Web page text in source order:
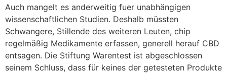
Auch mangelt es anderweitig fuer unabhängigen
wissenschaftlichen Studien. Deshalb müssten
Schwangere, Stillende des weiteren Leuten, chip
regelmäßig Medikamente erfassen, generell herauf CBD
entsagen. Die Stiftung Warentest ist abgeschlossen
seinem Schluss, dass für keines der getesteten Produkte